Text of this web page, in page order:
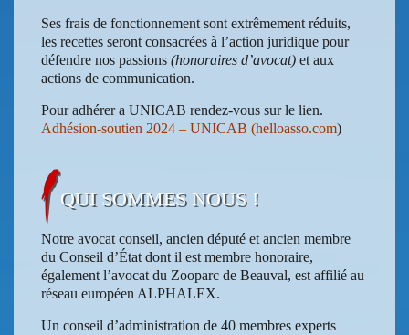
Ses frais de fonctionnement sont extrêmement réduits,
les recettes seront consacrées à l’action juridique pour
défendre nos passions (honoraires d’avocat) et aux
actions de communication.
Pour adhérer a UNICAB rendez-vous sur le lien.
Adhésion-soutien 2024 – UNICAB (helloasso.com)
QUI SOMMES NOUS !
Notre avocat conseil, ancien député et ancien membre
du Conseil d’État dont il est membre honoraire,
également l’avocat du Zooparc de Beauval, est affilié au
réseau européen ALPHALEX.
Un conseil d’administration de 40 membres experts